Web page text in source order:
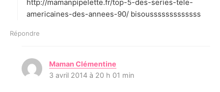
http://mamanpipelette.fr/top-5-des-series-tele-
americaines-des-annees-90/ bisousssssssssssss
Répondre
Maman Clémentine
i
3 avril 2014 à 20 h 01 min